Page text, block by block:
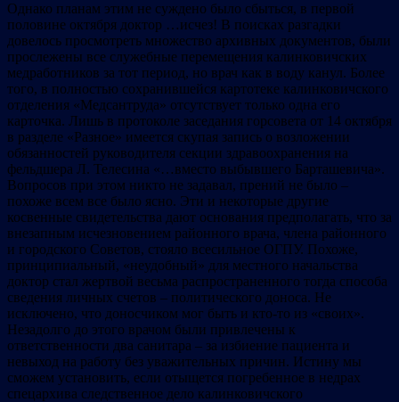
Однако планам этим не суждено было сбыться, в первой
половине октября доктор …исчез! В поисках разгадки
довелось просмотреть множество архивных документов, были
прослежены все служебные перемещения калинковичских
медработников за тот период, но врач как в воду канул. Более
того, в полностью сохранившейся картотеке калинковичского
отделения «Медсантруда» отсутствует только одна его
карточка. Лишь в протоколе заседания горсовета от 14 октября
в разделе «Разное» имеется скупая запись о возложении
обязанностей руководителя секции здравоохранения на
фельдшера Л. Телесина «…вместо выбывшего Барташевича».
Вопросов при этом никто не задавал, прений не было –
похоже всем все было ясно. Эти и некоторые другие
косвенные свидетельства дают основания предполагать, что за
внезапным исчезновением районного врача, члена районного
и городского Советов, стояло всесильное ОГПУ. Похоже,
принципиальный, «неудобный» для местного начальства
доктор стал жертвой весьма распространенного тогда способа
сведения личных счетов – политического доноса. Не
исключено, что доносчиком мог быть и кто-то из «своих».
Незадолго до этого врачом были привлечены к
ответственности два санитара – за избиение пациента и
невыход на работу без уважительных причин. Истину мы
сможем установить, если отыщется погребенное в недрах
спецархива следственное дело калинковичского